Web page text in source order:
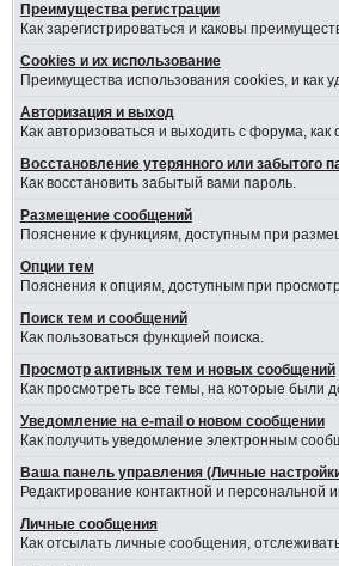
Преимущества регистрации
Как зарегистрироваться и каковы
Cookies и их использование
Преимущества использования cookies, и как
Авторизация и выход
Как авторизоваться и выходить с форума,
Восстановление утерянного или забытого
Как восстановить забытый вами пароль.
Размещение сообщений
Пояснение к функциям, доступным при
Опции тем
Пояснения к опциям, доступным при
Поиск тем и сообщений
Как пользоваться функцией поиска.
Просмотр активных тем и новых сообщений
Как просмотреть все темы, на которые были
Уведомление на е-mail о новом сообщении
Как получить уведомление электронным
Ваша панель управления (Личные
Редактирование контактной и
Личные сообщения
Как отсылать личные сообщения,